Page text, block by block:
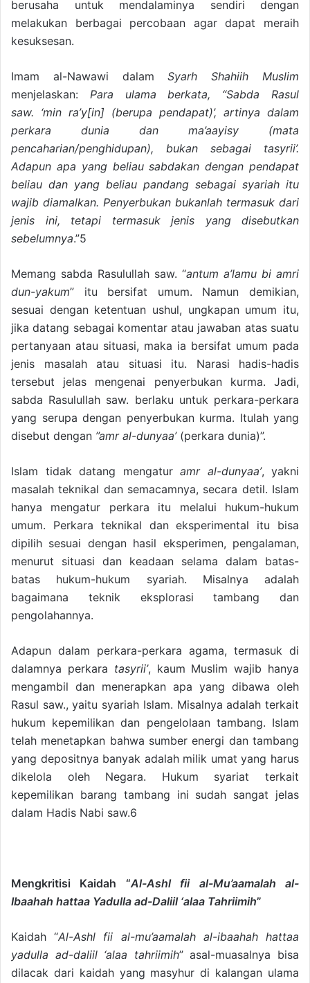
berusaha untuk mendalaminya sendiri dengan
melakukan berbagai percobaan agar dapat meraih
kesuksesan.
Imam al-Nawawi dalamSyarh Shahiih Muslim
menjelaskan: Para ulama berkata, “Sabda Rasul
saw. ‘min ra’y[in] (berupa pendapat)’, artinya dalam
perkara dunia dan ma’aayisy (mata
pencaharian/penghidupan), bukan sebagai tasyrii’.
Adapun apa yang beliau sabdakan dengan pendapat
beliau dan yang beliau pandang sebagai syariah itu
wajib diamalkan. Penyerbukan bukanlah termasuk dari
jenis ini, tetapi termasuk jenis yang disebutkan
sebelumnya.”5
Memang sabda Rasulullah saw. “antum a’lamu bi amri
dun-yakum” itu bersifat umum. Namun demikian,
sesuai dengan ketentuan ushul, ungkapan umum itu,
jika datang sebagai komentar atau jawaban atas suatu
pertanyaan atau situasi, maka ia bersifat umum pada
jenis masalah atau situasi itu. Narasi hadis-hadis
tersebut jelas mengenai penyerbukan kurma. Jadi,
sabda Rasulullah saw. berlaku untuk perkara-perkara
yang serupa dengan penyerbukan kurma. Itulah yang
disebut dengan ”amr al-dunyaa’(perkara dunia)”.
Islam tidak datang mengatur amr al-dunyaa’, yakni
masalah teknikal dan semacamnya, secara detil. Islam
hanya mengatur perkara itu melalui hukum-hukum
umum. Perkara teknikal dan eksperimental itu bisa
dipilih sesuai dengan hasil eksperimen, pengalaman,
menurut situasi dan keadaan selama dalam batas-
batas hukum-hukum syariah. Misalnya adalah
bagaimana teknik eksplorasi tambang dan
pengolahannya.
Adapun dalam perkara-perkara agama, termasuk di
dalamnya perkara tasyrii’, kaum Muslim wajib hanya
mengambil dan menerapkan apa yang dibawa oleh
Rasul saw., yaitu syariah Islam. Misalnya adalah terkait
hukum kepemilikan dan pengelolaan tambang. Islam
telah menetapkan bahwa sumber energi dan tambang
yang depositnya banyak adalah milik umat yang harus
dikelola oleh Negara. Hukum syariat terkait
kepemilikan barang tambang ini sudah sangat jelas
dalam Hadis Nabi saw.6
Mengkritisi Kaidah “Al-Ashl fii al-Mu’aamalah al-
Ibaahah hattaa Yadulla ad-Daliil ‘alaa Tahriimih”
Kaidah “Al-Ashl fii al-mu’aamalah al-ibaahah hattaa
yadulla ad-daliil ‘alaa tahriimih” asal-muasalnya bisa
dilacak dari kaidah yang masyhur di kalangan ulama